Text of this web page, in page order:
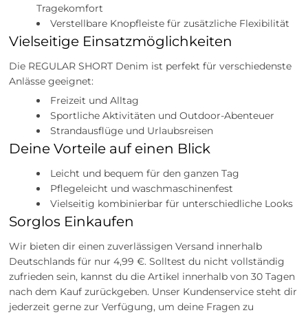
Tragekomfort
Verstellbare Knopfleiste für zusätzliche Flexibilität
Vielseitige Einsatzmöglichkeiten
Die REGULAR SHORT Denim ist perfekt für verschiedenste
Anlässe geeignet:
Freizeit und Alltag
Sportliche Aktivitäten und Outdoor-Abenteuer
Strandausflüge und Urlaubsreisen
Deine Vorteile auf einen Blick
Leicht und bequem für den ganzen Tag
Pflegeleicht und waschmaschinenfest
Vielseitig kombinierbar für unterschiedliche Looks
Sorglos Einkaufen
Wir bieten dir einen zuverlässigen Versand innerhalb
Deutschlands für nur 4,99 €. Solltest du nicht vollständig
zufrieden sein, kannst du die Artikel innerhalb von 30 Tagen
nach dem Kauf zurückgeben. Unser Kundenservice steht dir
jederzeit gerne zur Verfügung, um deine Fragen zu